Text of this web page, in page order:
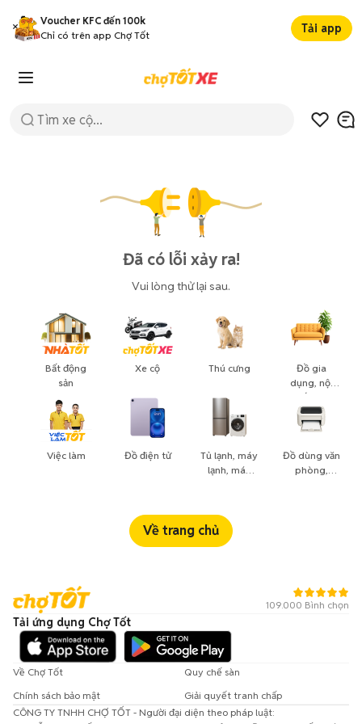
Voucher KFC đến 100k
Chỉ có trên app Chợ Tốt
Tải app
Đã có lỗi xảy ra!
Vui lòng thử lại sau.
Bất động
sản
Việc làm
Xe cộ
Đồ điện tử
Thú cưng
Tủ lạnh, máy
lạnh, máy
Đồ gia
dụng, nội
thất, cây
cảnh
Đồ dùng văn
phòng,
Về trang chủ
109.000 Bình chọn
Tải ứng dụng Chợ Tốt
Về Chợ Tốt
Quy chế sàn
Chính sách bảo mật
Giải quyết tranh chấp
CÔNG TY TNHH CHỢ TỐT - Người đại diện theo pháp luật: